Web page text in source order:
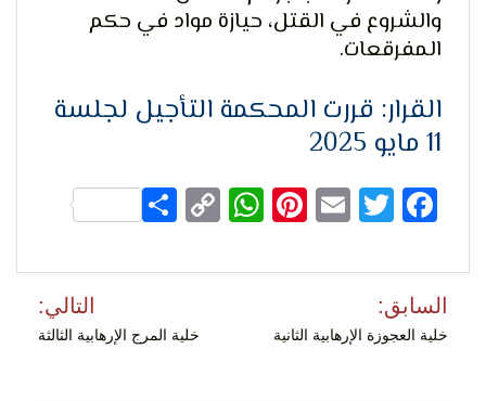
الرأي
والشروع في القتل، حيازة مواد في حكم
المفرقعات.
القرار: قررت المحكمة التأجيل لجلسة
11 مايو 2025
Facebook
Twitter
Email
Pinterest
WhatsApp
Copy
Share
تصفّح
المقالات
السابق:
خلية العجوزة الإرهابية الثانية
التالي:
خلية المرج الإرهابية الثالثة